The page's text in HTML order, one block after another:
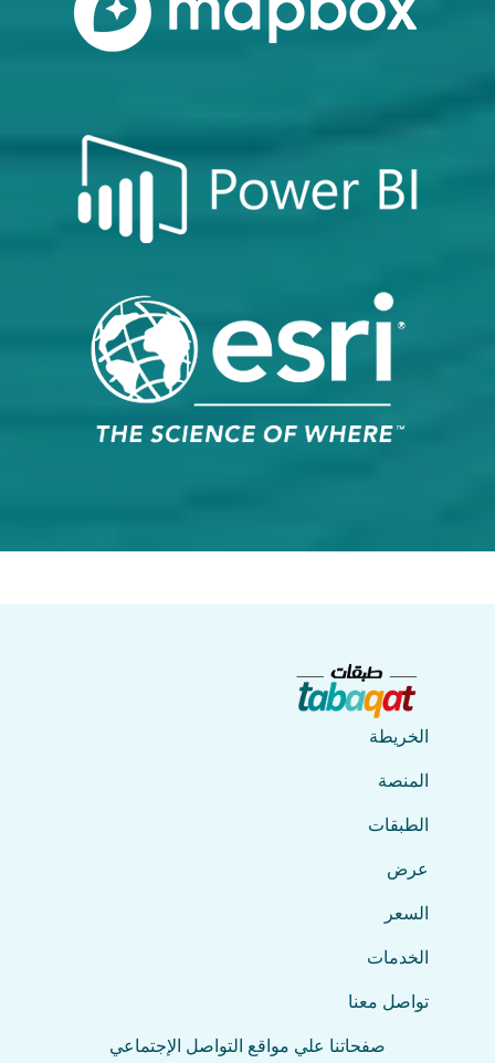
الخريطة
المنصة
الطبقات
عرض
السعر
الخدمات
تواصل معنا
صفحاتنا علي مواقع التواصل الإجتماعي